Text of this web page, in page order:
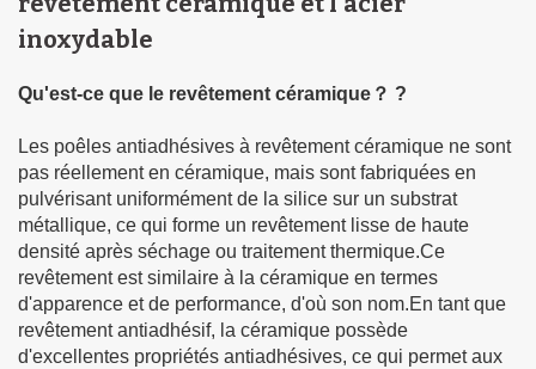
inoxydable
Qu'est-ce que le revêtement céramique？ ?
Les poêles antiadhésives à revêtement céramique ne sont
pas réellement en céramique, mais sont fabriquées en
pulvérisant uniformément de la silice sur un substrat
métallique, ce qui forme un revêtement lisse de haute
densité après séchage ou traitement thermique.Ce
revêtement est similaire à la céramique en termes
d'apparence et de performance, d'où son nom.En tant que
revêtement antiadhésif, la céramique possède
d'excellentes propriétés antiadhésives, ce qui permet aux